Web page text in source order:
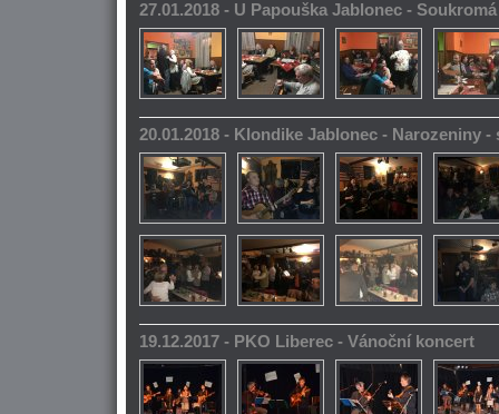
27.01.2018 - U Papouška Jablonec -
20.01.2018 - Klondike Jablonec - Narozeniny -
19.12.2017 - PKO Liberec - Vánoční koncert